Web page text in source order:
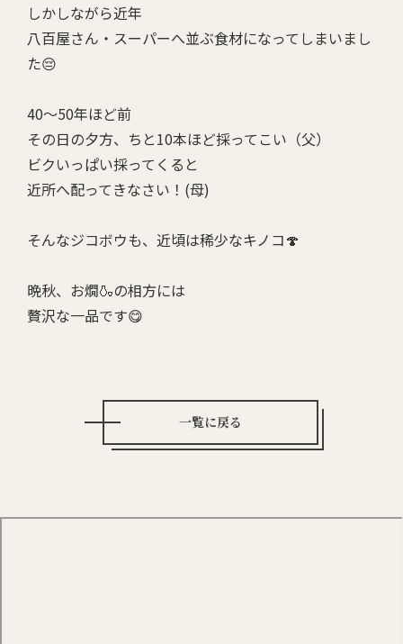
しかしながら近年
八百屋さん・スーパーへ並ぶ食材になってしまいまし
た😔
40～50年ほど前
その日の夕方、ちと10本ほど採ってこい（父）
ビクいっぱい採ってくると
近所へ配ってきなさい！(母)
そんなジコボウも、近頃は稀少なキノコ🍄
晩秋、お燗🍶の相方には
贅沢な一品です😋
一覧に戻る